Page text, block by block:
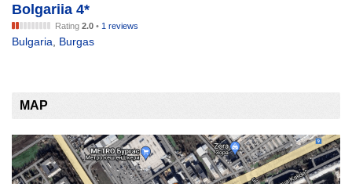
Bolgariia 4*
Rating 2.0 • 1 reviews
Bulgaria Burgas
MAP